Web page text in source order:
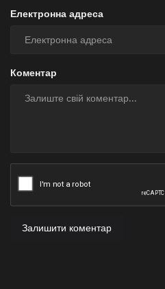
Електронна адреса
Коментар
Залишити коментар